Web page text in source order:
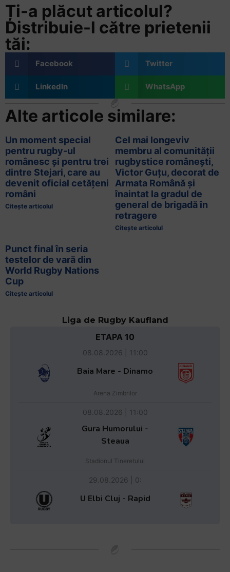
Ți-a plăcut articolul?
Distribuie-l către prietenii
tăi:
Facebook Twitter
LinkedIn WhatsApp
Alte articole similare:
Un moment special
pentru rugby-ul
românesc și pentru trei
dintre Stejari, care au
devenit oficial cetățeni
români
Citește articolul
Cel mai longeviv
membru al comunității
rugbystice românești,
Victor Guțu, decorat de
Armata Română și
înaintat la gradul de
general de brigadă în
retragere
Citește articolul
Punct final în seria
testelor de vară din
World Rugby Nations
Cup
Citește articolul
Liga de Rugby Kaufland
ETAPA 10
08.08.2026 | 11:00
Baia Mare - Dinamo
Arena Zimbrilor
08.08.2026 | 11:00
Gura Humorului -
Steaua
Stadionul Tineretului
29.08.2026 | 0:
U Elbi Cluj - Rapid